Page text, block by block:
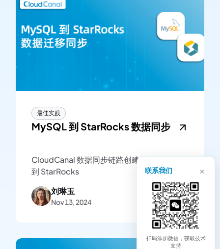
最佳实践
MySQL 到 StarRocks 数据同步
CloudCanal 数据同步链路创建示例-MySQL
到 StarRocks
刘琳玉
Nov 13, 2024
联系我们 ×
扫码添加微信，获取技术
支持